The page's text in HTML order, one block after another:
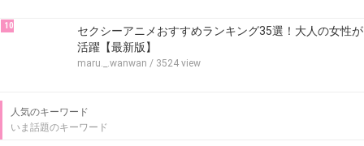
10
セクシーアニメおすすめランキング35選！大人の女性が
活躍【最新版】
maru._.wanwan / 3524 view
人気のキーワード
いま話題のキーワード